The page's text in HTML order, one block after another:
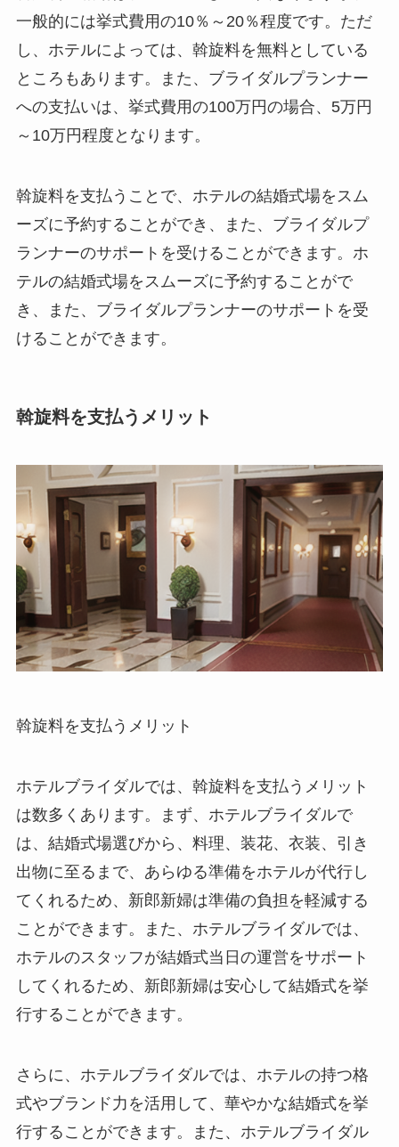
一般的には挙式費用の10％～20％程度です。ただ
し、 ホテルによっては、斡旋料を無料としている
ところもあります。また、ブライダルプランナー
への支払いは、挙式費用の100万円の場合、5万円
～10万円程度となります。
斡旋料を支払うことで、ホテルの結婚式場をスム
ーズに予約することができ、また、ブライダルプ
ランナーのサポートを受けることができます。ホ
テルの結婚式場をスムーズに予約することがで
き、また、ブライダルプランナーのサポートを受
けることができます。
斡旋料を支払うメリット
斡旋料を支払うメリット
ホテルブライダルでは、斡旋料を支払うメリット
は数多くあります。まず、ホテルブライダルで
は、結婚式場選びから、料理、装花、衣装、引き
出物に至るまで、あらゆる準備をホテルが代行し
てくれるため、新郎新婦は準備の負担を軽減する
ことができます。また、ホテルブライダルでは、
ホテルのスタッフが結婚式当日の運営をサポート
してくれるため、新郎新婦は安心して結婚式を挙
行することができます。
さらに、ホテルブライダルでは、ホテルの持つ格
式やブランド力を活用して、華やかな結婚式を挙
行することができます。また、ホテルブライダル